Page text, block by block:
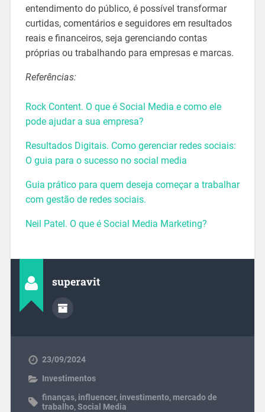
entendimento do público, é possível transformar
curtidas, comentários e seguidores em resultados
reais e financeiros, seja gerenciando contas
próprias ou trabalhando para empresas e marcas.
Referências:
Rock Content. O que é Social Media e como ele
pode ajudar a sua empresa?
Resultados Digitais. Como gerenciar redes sociais:
O guia para o sucesso no social media
Guia prático para quem deseja começar a trabalhar
com gestão de redes sociais.
Neil Patel. O que é Social Media Marketing?
superavit
23/09/2024
Investimentos
finanças, influencer, investimento, mercado de
trabalho,Social Media